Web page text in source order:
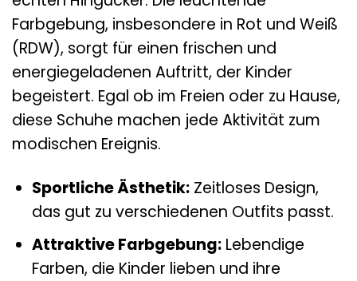
Farbgebung, insbesondere in Rot und Weiß
(RDW), sorgt für einen frischen und
energiegeladenen Auftritt, der Kinder
begeistert. Egal ob im Freien oder zu Hause,
diese Schuhe machen jede Aktivität zum
modischen Ereignis.
Sportliche Ästhetik:Zeitloses Design,
das gut zu verschiedenen Outfits passt.
Attraktive Farbgebung:Lebendige
Farben, die Kinder lieben und ihre